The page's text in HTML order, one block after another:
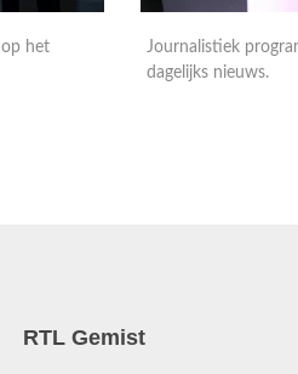
het
Journalistiek
dagelijks nieuws.
RTL Gemist